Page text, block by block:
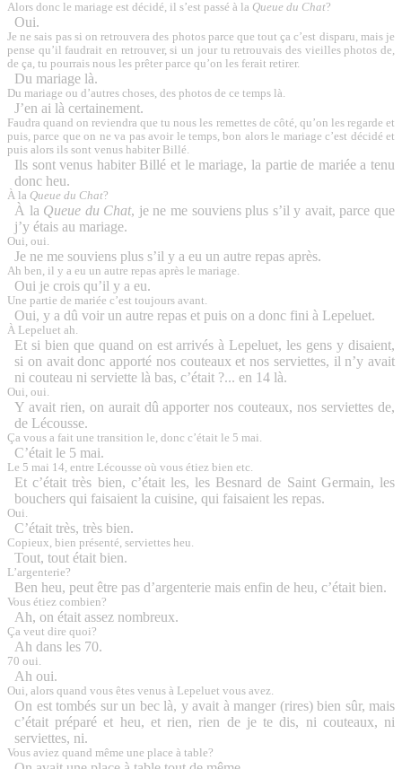
Alors donc le mariage est décidé, il s’est passé à la Queue du Chat?
Oui.
Je ne sais pas si on retrouvera des photos parce que tout ça c’est disparu, mais je
pense qu’il faudrait en retrouver, si un jour tu retrouvais des vieilles photos de,
de ça, tu pourrais nous les prêter parce qu’on les ferait retirer.
Du mariage là.
Du mariage ou d’autres choses, des photos de ce temps là.
J’en ai là certainement.
Faudra quand on reviendra que tu nous les remettes de côté, qu’on les regarde et
puis, parce que on ne va pas avoir le temps, bon alors le mariage c’est décidé et
puis alors ils sont venus habiter Billé.
Ils sont venus habiter Billé et le mariage, la partie de mariée a tenu
donc heu.
À la Queue du Chat?
À la Queue du Chat, je ne me souviens plus s’il y avait, parce que
j’y étais au mariage.
Oui, oui.
Je ne me souviens plus s’il y a eu un autre repas après.
Ah ben, il y a eu un autre repas après le mariage.
Oui je crois qu’il y a eu.
Une partie de mariée c’est toujours avant.
Oui, y a dû voir un autre repas et puis on a donc fini à Lepeluet.
À Lepeluet ah.
Et si bien que quand on est arrivés à Lepeluet, les gens y disaient,
si on avait donc apporté nos couteaux et nos serviettes, il n’y avait
ni couteau ni serviette là bas, c’était ?... en 14 là.
Oui, oui.
Y avait rien, on aurait dû apporter nos couteaux, nos serviettes de,
de Lécousse.
Ça vous a fait une transition le, donc c’était le 5 mai.
C’était le 5 mai.
Le 5 mai 14, entre Lécousse où vous étiez bien etc.
Et c’était très bien, c’était les, les Besnard de Saint Germain, les
bouchers qui faisaient la cuisine, qui faisaient les repas.
Oui.
C’était très, très bien.
Copieux, bien présenté, serviettes heu.
Tout, tout était bien.
L’argenterie?
Ben heu, peut être pas d’argenterie mais enfin de heu, c’était bien.
Vous étiez combien?
Ah, on était assez nombreux.
Ça veut dire quoi?
Ah dans les 70.
70 oui.
Ah oui.
Oui, alors quand vous êtes venus à Lepeluet vous avez.
On est tombés sur un bec là, y avait à manger (rires) bien sûr, mais
c’était préparé et heu, et rien, rien de je te dis, ni couteaux, ni
serviettes, ni.
Vous aviez quand même une place à table?